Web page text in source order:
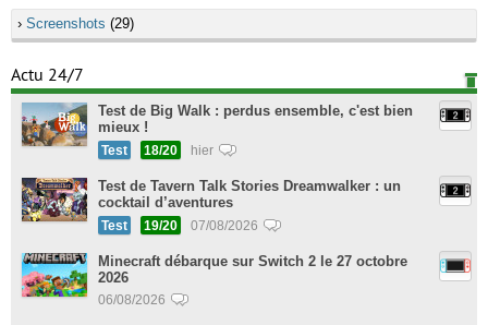
› Screenshots (29)
Actu 24/7
Test de Big Walk : perdus ensemble, c'est bien
mieux !
Test 18/20 hier
Test de Tavern Talk Stories Dreamwalker : un
cocktail d’aventures
Test 19/20 07/08/2026
Minecraft débarque sur Switch 2 le 27 octobre
2026
06/08/2026